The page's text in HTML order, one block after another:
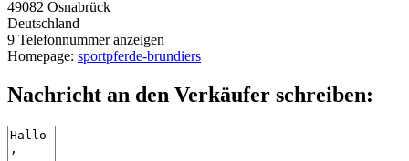
49082 Osnabrück
Deutschland
9 Telefonnummer anzeigen
Homepage: sportpferde-brundiers
Nachricht an den Verkäufer schreiben: